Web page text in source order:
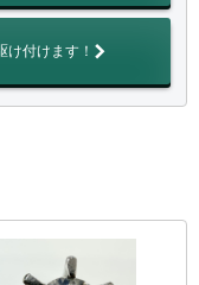
け付けます！